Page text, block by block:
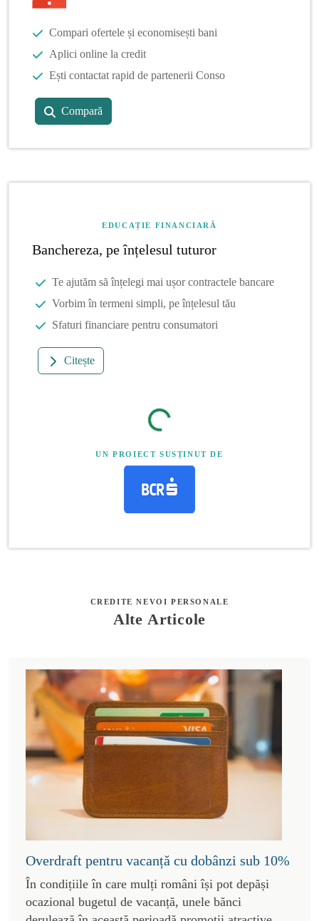
Compari ofertele și economisești bani
Aplici online la credit
Ești contactat rapid de partenerii Conso
Compară
EDUCAȚIE FINANCIARĂ
Banchereza, pe înțelesul tuturor
Te ajutăm să înțelegi mai ușor contractele bancare
Vorbim în termeni simpli, pe înțelesul tău
Sfaturi financiare pentru consumatori
Citește
UN PROIECT SUSȚINUT DE
CREDITE NEVOI PERSONALE
Alte Articole
Overdraft pentru vacanță cu dobânzi sub 10%
În condițiile în care mulți români își pot depăși
ocazional bugetul de vacanță, unele bănci